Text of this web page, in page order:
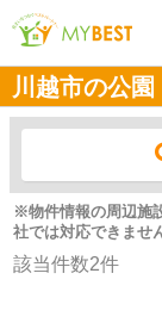
川越市の公園
※物件情報の周辺施
社では対応できませ
該当件数2件